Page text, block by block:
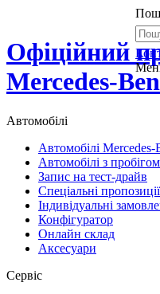
Офіційний
Mercedes-
Автомобілі
Автомобілі Mercedes-
Автомобілі з пробігом
Запис на тест-драйв
Спеціальні пропозиції
Індивідуальні
Конфігуратор
Онлайн склад
Аксесуари
Сервіс